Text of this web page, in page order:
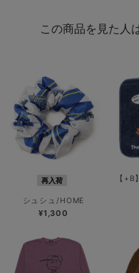
この商品を見た人
再入荷
シュシュ/HOME
¥1,300
【